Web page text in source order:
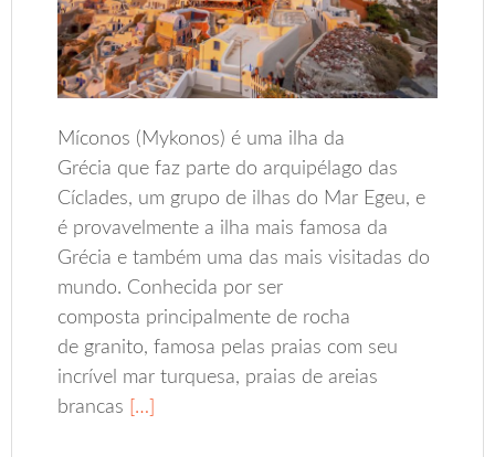
Míconos (Mykonos) é uma ilha da
Grécia que faz parte do arquipélago das
Cíclades, um grupo de ilhas do Mar Egeu, e
é provavelmente a ilha mais famosa da
Grécia e também uma das mais visitadas do
mundo. Conhecida por ser
composta principalmente de rocha
de granito, famosa pelas praias com seu
incrível mar turquesa, praias de areias
brancas […]